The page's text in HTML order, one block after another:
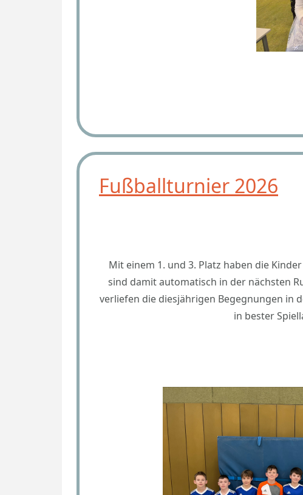
Fußballturnier 2026
Mit einem 1. und 3. Platz haben die
sind damit automatisch in der nächsten
verliefen die diesjährigen Begegnungen in
in bester